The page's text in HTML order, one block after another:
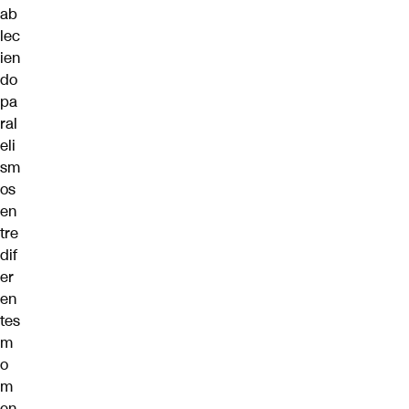
ab
lec
ien
do
pa
ral
eli
sm
os
en
tre
dif
er
en
tes
m
o
m